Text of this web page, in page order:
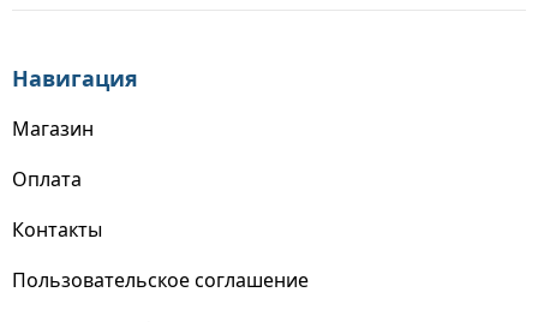
Навигация
Магазин
Оплата
Контакты
Пользовательское соглашение